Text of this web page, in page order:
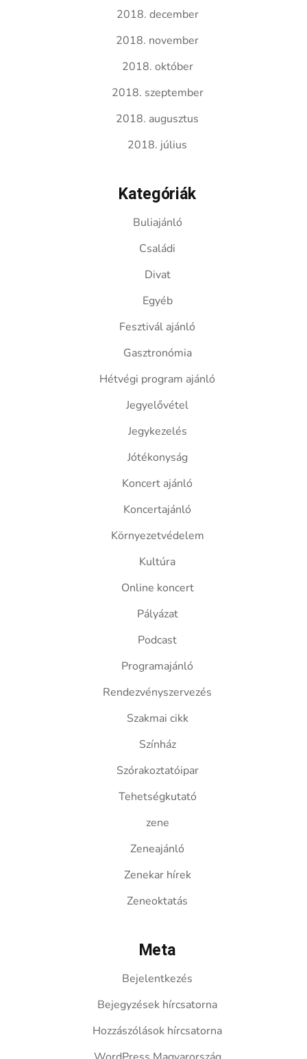
2018. december
2018. november
2018. október
2018. szeptember
2018. augusztus
2018. július
Kategóriák
Buliajánló
Családi
Divat
Egyéb
Fesztivál ajánló
Gasztronómia
Hétvégi program ajánló
Jegyelővétel
Jegykezelés
Jótékonyság
Koncert ajánló
Koncertajánló
Környezetvédelem
Kultúra
Online koncert
Pályázat
Podcast
Programajánló
Rendezvényszervezés
Szakmai cikk
Színház
Szórakoztatóipar
Tehetségkutató
zene
Zeneajánló
Zenekar hírek
Zeneoktatás
Meta
Bejelentkezés
Bejegyzések hírcsatorna
Hozzászólások hírcsatorna